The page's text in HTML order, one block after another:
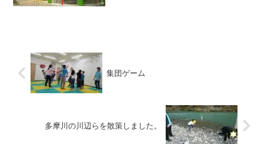
集団ゲーム
多摩川の川辺らを散策しました。